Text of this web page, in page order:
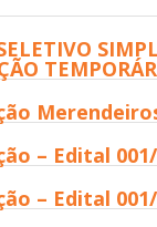
– Edital
– Edital